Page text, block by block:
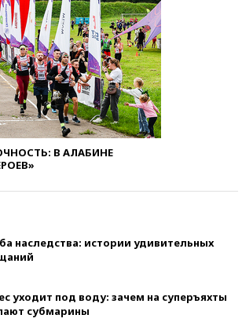
В АЛАБИНЕ
наследства: истории удивительных
уходит под воду: зачем на суперъяхты
субмарины